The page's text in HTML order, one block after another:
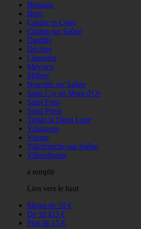
Brignais
Bron
Caluire et Cuire
Chalon sur Saône
Dardilly
Décines
Limonest
Meyzieu
Millery
Neuville sur Saône
Saint Cyr au Mont d'Or
Saint Fons
Saint Priest
Tassin la Demi Lune
Vénisseux
Vienne
Villefranche-sur-Saône
Villeurbanne
a remplir
Lien vers le haut
Moins de 10 €
De 10 à15 €
Plus de 15 €